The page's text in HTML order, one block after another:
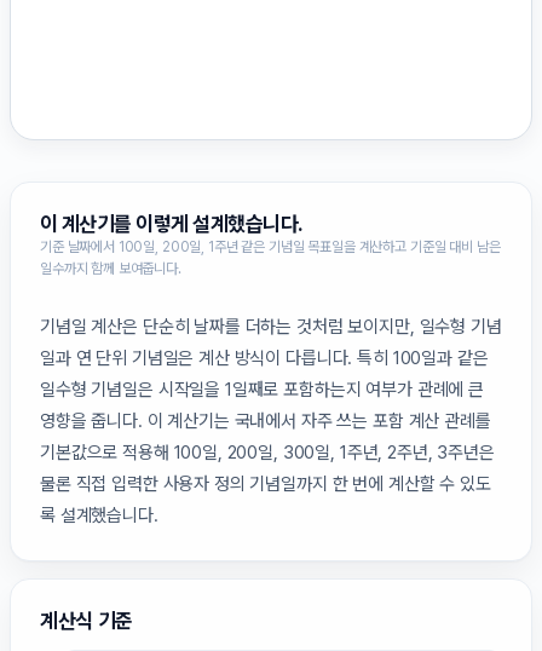
이 계산기를 이렇게 설계했습니다.
기준 날짜에서 100일, 200일, 1주년 같은 기념일 목표일을 계산하고 기준일 대비 남은
일수까지 함께 보여줍니다.
기념일 계산은 단순히 날짜를 더하는 것처럼 보이지만, 일수형 기념
일과 연 단위 기념일은 계산 방식이 다릅니다. 특히 100일과 같은
일수형 기념일은 시작일을 1일째로 포함하는지 여부가 관례에 큰
영향을 줍니다. 이 계산기는 국내에서 자주 쓰는 포함 계산 관례를
기본값으로 적용해 100일, 200일, 300일, 1주년, 2주년, 3주년은
물론 직접 입력한 사용자 정의 기념일까지 한 번에 계산할 수 있도
록 설계했습니다.
계산식 기준